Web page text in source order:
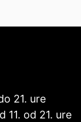
21. ure
11. od 21. ure